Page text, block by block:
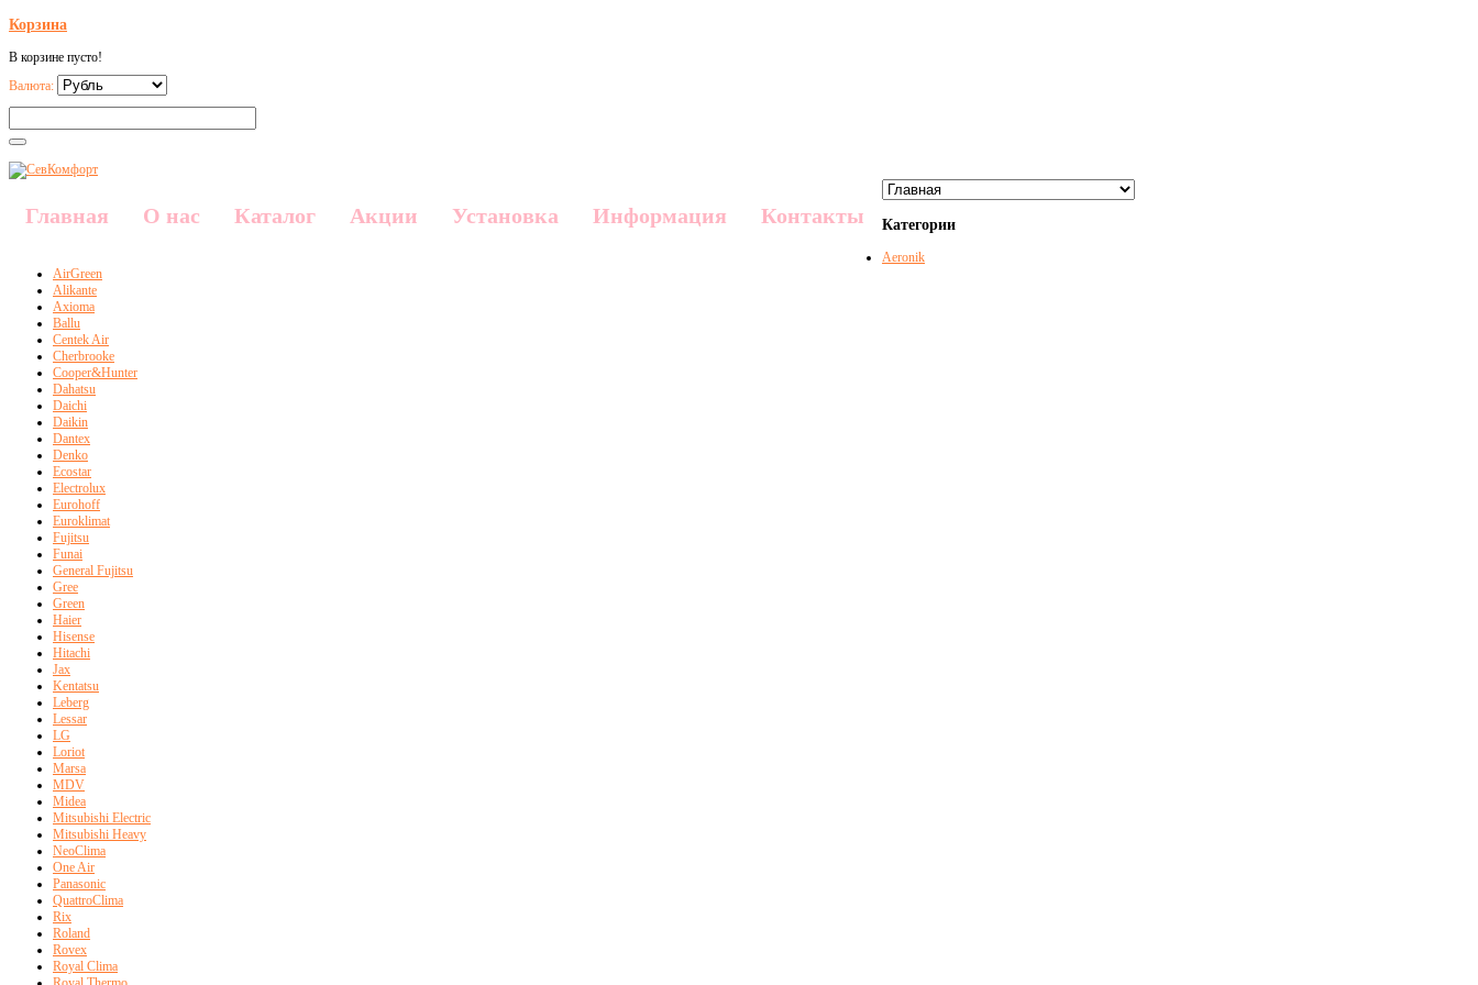
Корзина
В корзине пусто!
Валюта:
Главная О нас Каталог Акции Установка Информация Контакты Категории
Aeronik
AirGreen
Alikante
Axioma
Ballu
Centek Air
Cherbrooke
Cooper&Hunter
Dahatsu
Daichi
Daikin
Dantex
Denko
Ecostar
Electrolux
Eurohoff
Euroklimat
Fujitsu
Funai
General Fujitsu
Gree
Green
Haier
Hisense
Hitachi
Jax
Kentatsu
Leberg
Lessar
LG
Loriot
Marsa
MDV
Midea
Mitsubishi Electric
Mitsubishi Heavy
NeoClima
One Air
Panasonic
QuattroClima
Rix
Roland
Rovex
Royal Clima